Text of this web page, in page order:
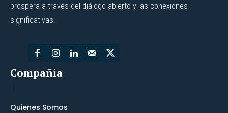
prospera a través del diálogo abierto y las conexiones
significativas.
Compañia
Quienes Somos